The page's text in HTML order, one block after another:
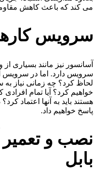
می کند که باعث کاهش
سرویس
آسانسور نیز مانند بسیاری از
سرویس دارد. اما در سرویس
لحاظ کرد؟ چه زمانی نیاز به
خواهیم کرد؟ آیا تمام
هستند باید به آنها اعتماد
پاسخ خواهیم داد.
نصب و تعمیر
بابل